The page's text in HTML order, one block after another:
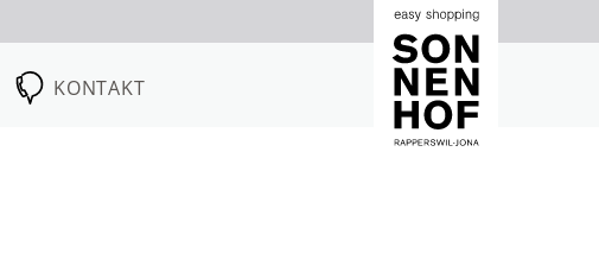
KONTAKT